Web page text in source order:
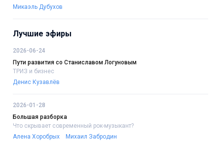
Микаэль Дубухов
Лучшие эфиры
2026-06-24
Пути развития со Станиславом Логуновым
ТРИЗ и бизнес
Денис Кузавлёв
2026-01-28
Большая разборка
Что скрывает современный рок-музыкант?
Алена Хоробрых
Михаил Забродин